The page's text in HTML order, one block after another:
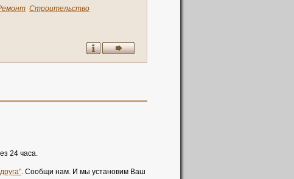
Строительство
24 часа.
. Сообщи нам. И мы установим Ваш